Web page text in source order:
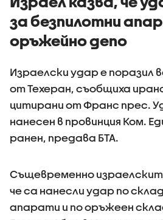
за безпилотни
оръжейно депо
Израелски удар е поразил
от Техеран, съобщиха
цитирани от Франс прес.
нанесен в провинция Ком.
ранен, предава БТА.
Същевременно
че са нанесли удар по
апарати и по оръжеен